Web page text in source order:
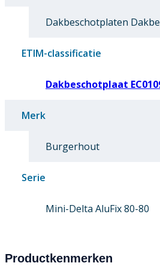
Dakbeschotplaten
ETIM-classificatie
Dakbeschotplaat
Merk
Burgerhout
Serie
Mini-Delta AluFix 80-80
Productkenmerken